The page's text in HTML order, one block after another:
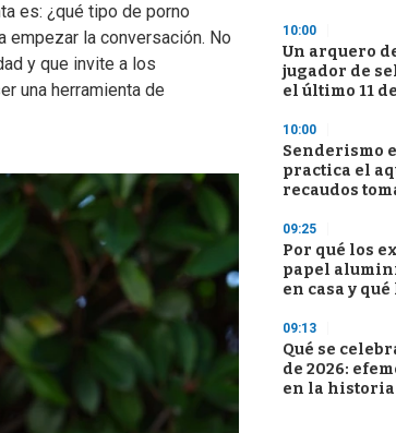
es: ¿qué tipo de porno
empezar la conversación. No
y que invite a los
una herramienta de
10:00
Un arquero
jugador de
el último 11
10:00
Senderismo
practica el
recaudos
09:25
Por qué los
papel
en casa y
09:13
Qué se
de 2026:
en la historia